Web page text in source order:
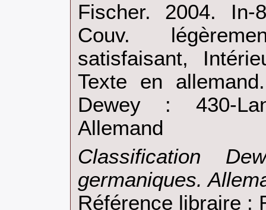
‎Fischer. 2004.
Couv.
satisfaisant,
Texte en
Dewey : 430-
Allemand‎
‎Classification
germaniques.
Référence libraire :